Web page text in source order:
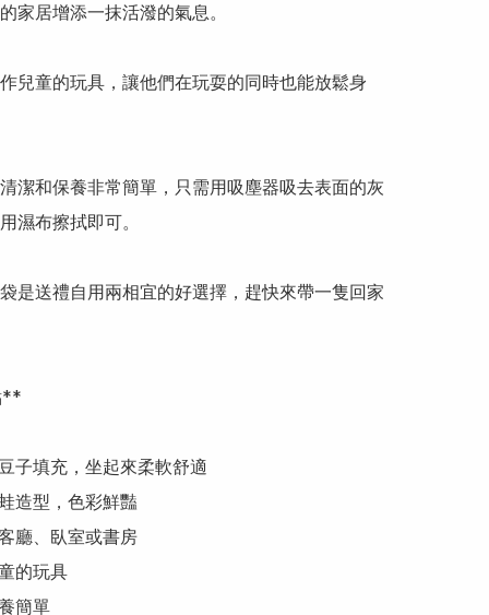
家居增添一抹活潑的氣息。
兒童的玩具，讓他們在玩耍的同時也能放鬆身
潔和保養非常簡單，只需用吸塵器吸去表面的灰
濕布擦拭即可。
是送禮自用兩相宜的好選擇，趕快來帶一隻回家
**
子填充，坐起來柔軟舒適
造型，色彩鮮豔
廳、臥室或書房
的玩具
簡單